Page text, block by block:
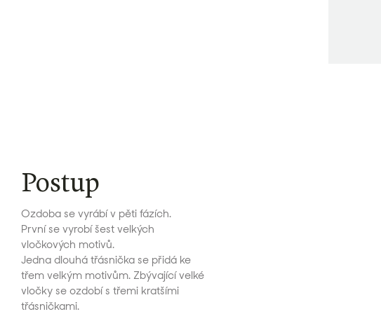
Postup
Ozdoba se vyrábí v pěti fázích.
První se vyrobí šest velkých
vločkových motivů.
Jedna dlouhá třásnička se přidá ke
třem velkým motivům. Zbývající velké
vločky se ozdobí s třemi kratšími
třásničkami.